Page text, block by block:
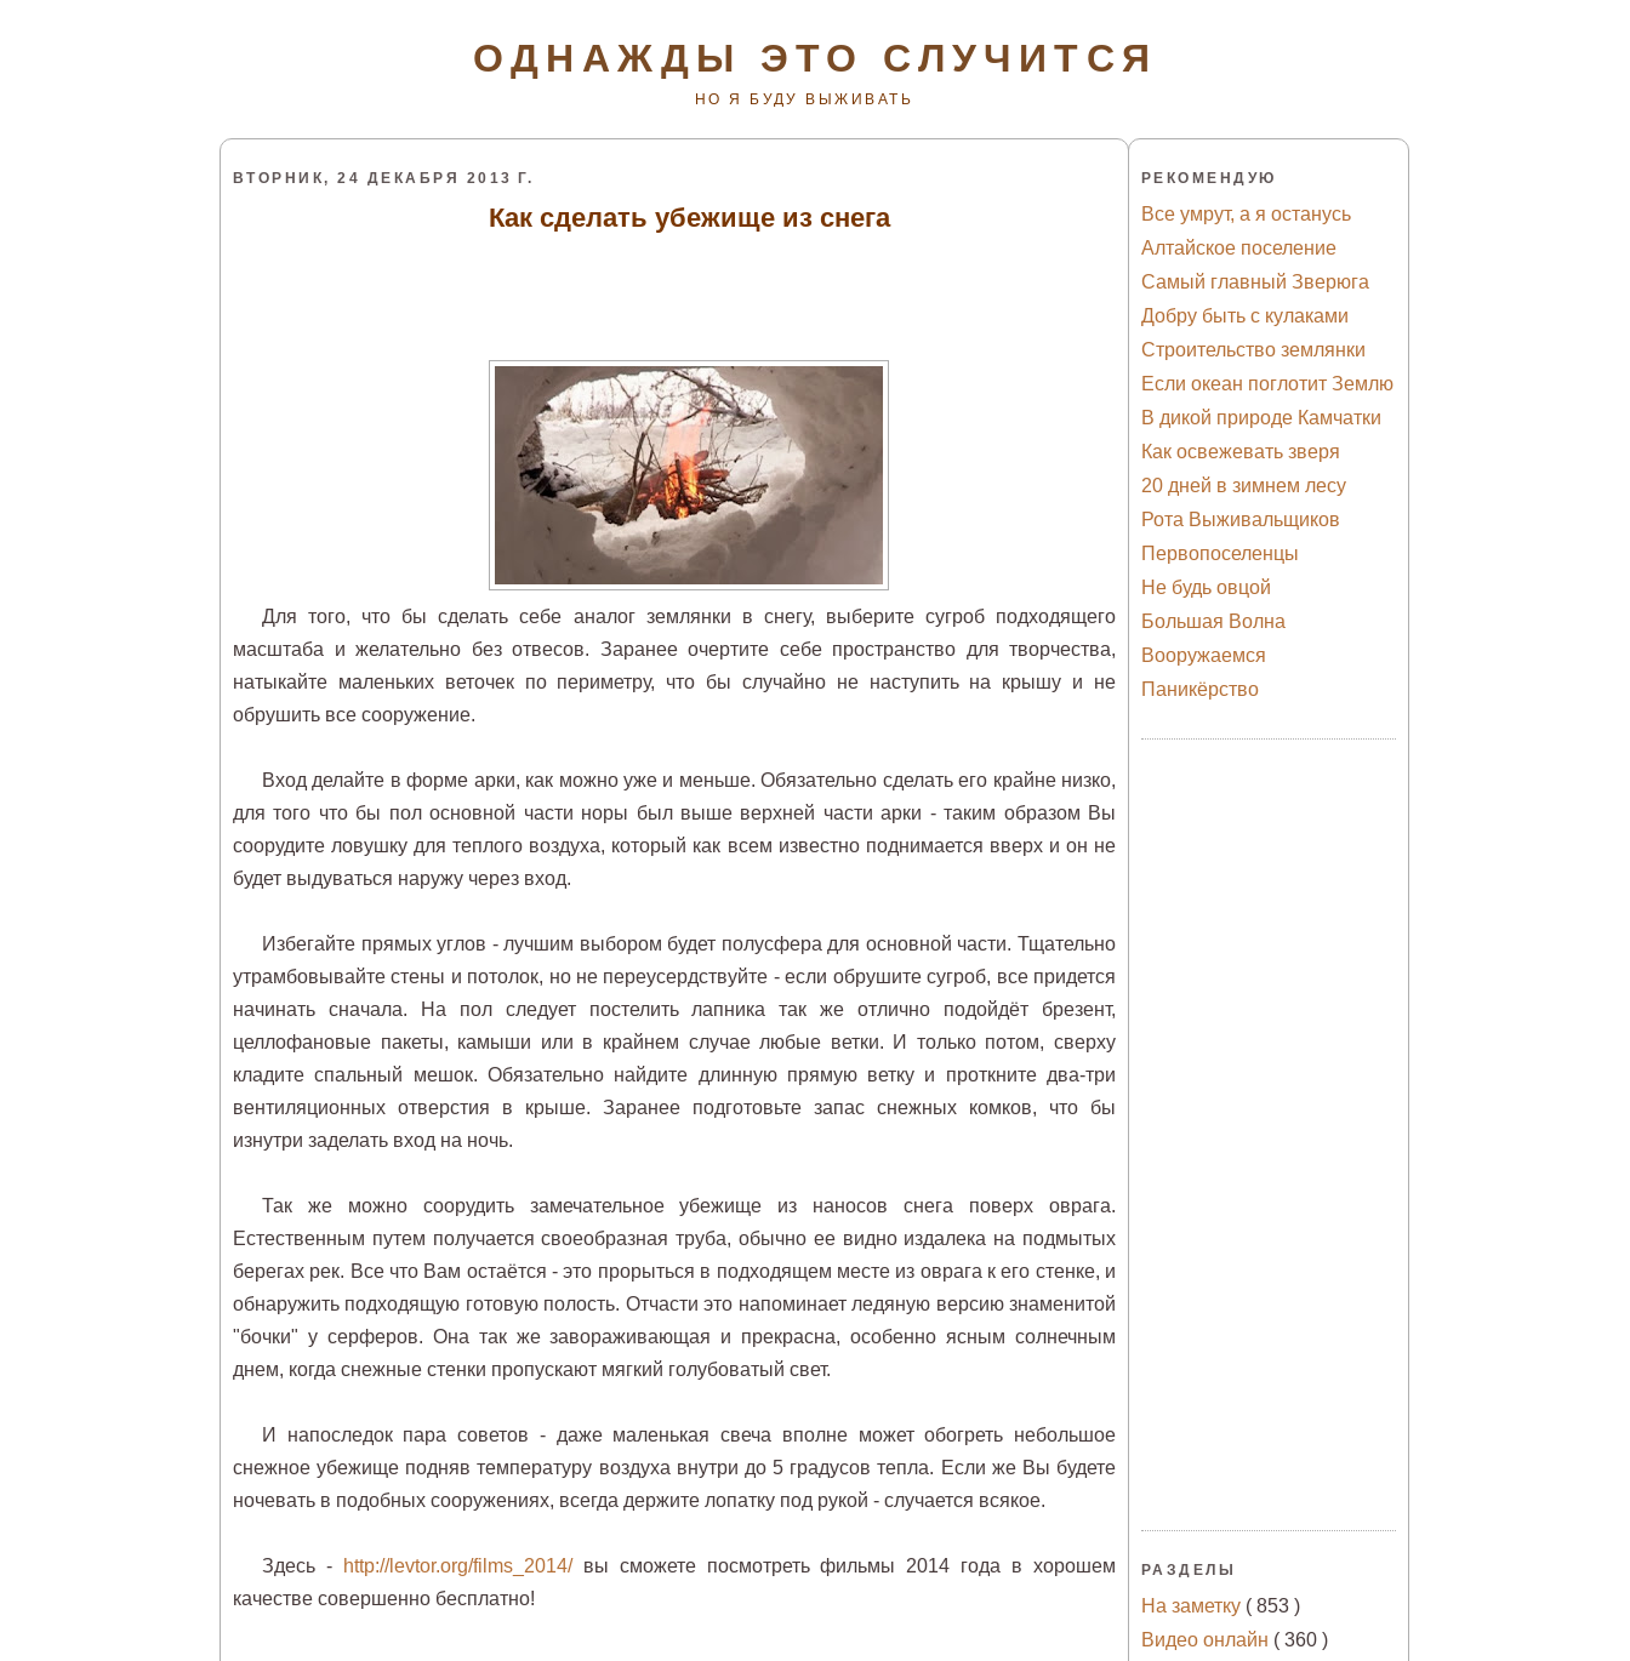
ОДНАЖДЫ ЭТО СЛУЧИТСЯ
НО Я БУДУ ВЫЖИВАТЬ
ВТОРНИК, 24 ДЕКАБРЯ 2013 Г.
Как сделать убежище из снега
Для того, что бы сделать себе аналог землянки в снегу, выберите сугроб подходящего
масштаба и желательно без отвесов. Заранее очертите себе пространство для творчества,
натыкайте маленьких веточек по периметру, что бы случайно не наступить на крышу и не
обрушить все сооружение.
Вход делайте в форме арки, как можно уже и меньше. Обязательно сделать его крайне низко,
для того что бы пол основной части норы был выше верхней части арки - таким образом Вы
соорудите ловушку для теплого воздуха, который как всем известно поднимается вверх и он не
будет выдуваться наружу через вход.
Избегайте прямых углов - лучшим выбором будет полусфера для основной части. Тщательно
утрамбовывайте стены и потолок, но не переусердствуйте - если обрушите сугроб, все придется
начинать сначала. На пол следует постелить лапника так же отлично подойдёт брезент,
целлофановые пакеты, камыши или в крайнем случае любые ветки. И только потом, сверху
кладите спальный мешок. Обязательно найдите длинную прямую ветку и проткните два-три
вентиляционных отверстия в крыше. Заранее подготовьте запас снежных комков, что бы
изнутри заделать вход на ночь.
Так же можно соорудить замечательное убежище из наносов снега поверх оврага.
Естественным путем получается своеобразная труба, обычно ее видно издалека на подмытых
берегах рек. Все что Вам остаётся - это прорыться в подходящем месте из оврага к его стенке, и
обнаружить подходящую готовую полость. Отчасти это напоминает ледяную версию знаменитой
"бочки" у серферов. Она так же завораживающая и прекрасна, особенно ясным солнечным
днем, когда снежные стенки пропускают мягкий голубоватый свет.
И напоследок пара советов - даже маленькая свеча вполне может обогреть небольшое
снежное убежище подняв температуру воздуха внутри до 5 градусов тепла. Если же Вы будете
ночевать в подобных сооружениях, всегда держите лопатку под рукой - случается всякое.
Здесь - http://levtor.org/films_2014/вы сможете посмотреть фильмы 2014 года в хорошем
качестве совершенно бесплатно!
РЕКОМЕНДУЮ
Все умрут, а я останусь
Алтайское поселение
Самый главный Зверюга
Добру быть с кулаками
Строительство землянки
Если океан поглотит Землю
В дикой природе Камчатки
Как освежевать зверя
20 дней в зимнем лесу
Рота Выживальщиков
Первопоселенцы
Не будь овцой
Большая Волна
Вооружаемся
Паникёрство
РАЗДЕЛЫ
На заметку ( 853 )
Видео онлайн ( 360 )